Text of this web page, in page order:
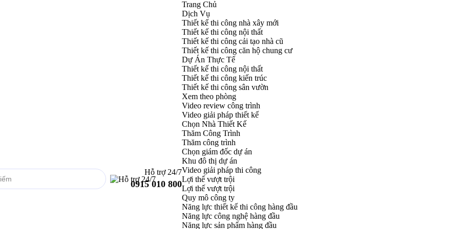
Hỗ trợ 24/7
0915 010 800
Trang Chủ
Dịch Vụ
Thiết kế thi công nhà xây mới
Thiết kế thi công nội thất
Thiết kế thi công cải tạo nhà cũ
Thiết kế thi công căn hộ chung cư
Dự Án Thực Tế
Thiết kế thi công nội thất
Thiết kế thi công kiến trúc
Thiết kế thi công sân vườn
Xem theo phòng
Video review công trình
Video giải pháp thiết kế
Chọn Nhà Thiết Kế
Thăm Công Trình
Thăm công trình
Chọn giám đốc dự án
Khu đô thị dự án
Video giải pháp thi công
Lợi thế vượt trội
Lợi thế vượt trội
Quy mô công ty
Năng lực thiết kế thi công hàng đầu
Năng lực công nghệ hàng đầu
Năng lực sản phẩm hàng đầu